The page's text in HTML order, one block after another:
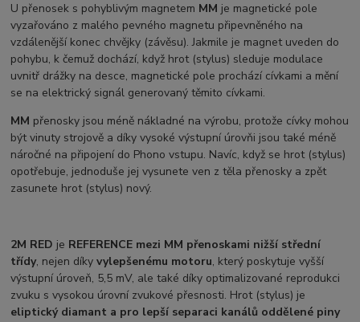
U přenosek s pohyblivým magnetem MM je magnetické pole
vyzařováno z malého pevného magnetu připevněného na
vzdálenější konec chvějky (závěsu). Jakmile je magnet uveden do
pohybu, k čemuž dochází, když hrot (stylus) sleduje modulace
uvnitř drážky na desce, magnetické pole prochází cívkami a mění
se na elektrický signál generovaný těmito cívkami.
MM přenosky jsou méně nákladné na výrobu, protože cívky mohou
být vinuty strojově a díky vysoké výstupní úrovňi jsou také méně
náročné na připojení do Phono vstupu. Navíc, když se hrot (stylus)
opotřebuje, jednoduše jej vysunete ven z těla přenosky a zpět
zasunete hrot (stylus) nový.
2M RED je REFERENCE mezi MM přenoskami nižší střední
třídy, nejen díkyvylepšenému motoru, který poskytuje vyšší
výstupní úroveň, 5,5 mV, ale také díky optimalizované reprodukci
zvuku s vysokou úrovní zvukové přesnosti. Hrot (stylus) je
eliptický diamant a pro lepší separaci kanálů oddělené piny